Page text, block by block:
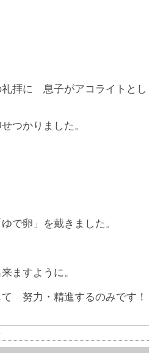
礼拝に 息子がアコライトとし
つかりました。
で卵」を戴きました。
ますように。
努力・精進するのみです！